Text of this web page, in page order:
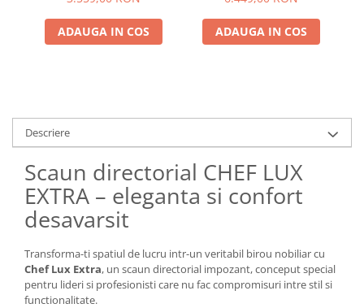
ADAUGA IN COS ADAUGA IN COS
Descriere
Scaun directorial CHEF LUX
EXTRA – eleganta si confort
desavarsit
Transforma-ti spatiul de lucru intr-un veritabil birou nobiliar cu
Chef Lux Extra, un scaun directorial impozant, conceput special
pentru lideri si profesionisti care nu fac compromisuri intre stil si
functionalitate.